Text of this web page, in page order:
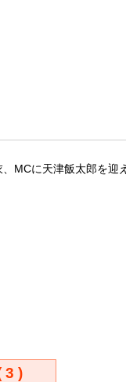
MCに天津飯太郎を迎
3 )